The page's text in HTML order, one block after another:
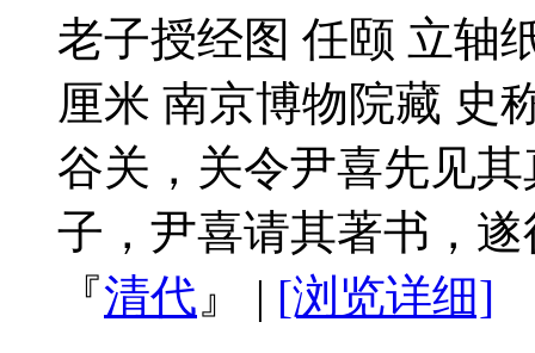
老子授经图 任颐 立轴
厘米 南京博物院藏 史
谷关，关令尹喜先见
子，尹喜请其著书，遂
『清代 』 | [浏览详细]